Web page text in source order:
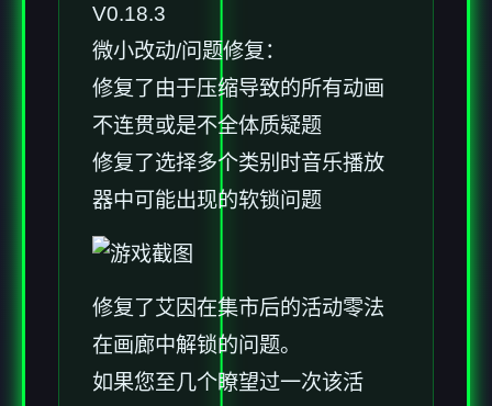
V0.18.3
微小改动/问题修复：
修复了由于压缩导致的所有动画
不连贯或是不全体质疑题
修复了选择多个类别时音乐播放
器中可能出现的软锁问题
修复了艾因在集市后的活动零法
在画廊中解锁的问题。
如果您至几个瞭望过一次该活